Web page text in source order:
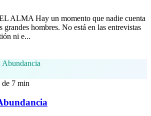
ALMA Hay un momento que nadie cuenta
grandes hombres. No está en las entrevistas
ni e...
7 min